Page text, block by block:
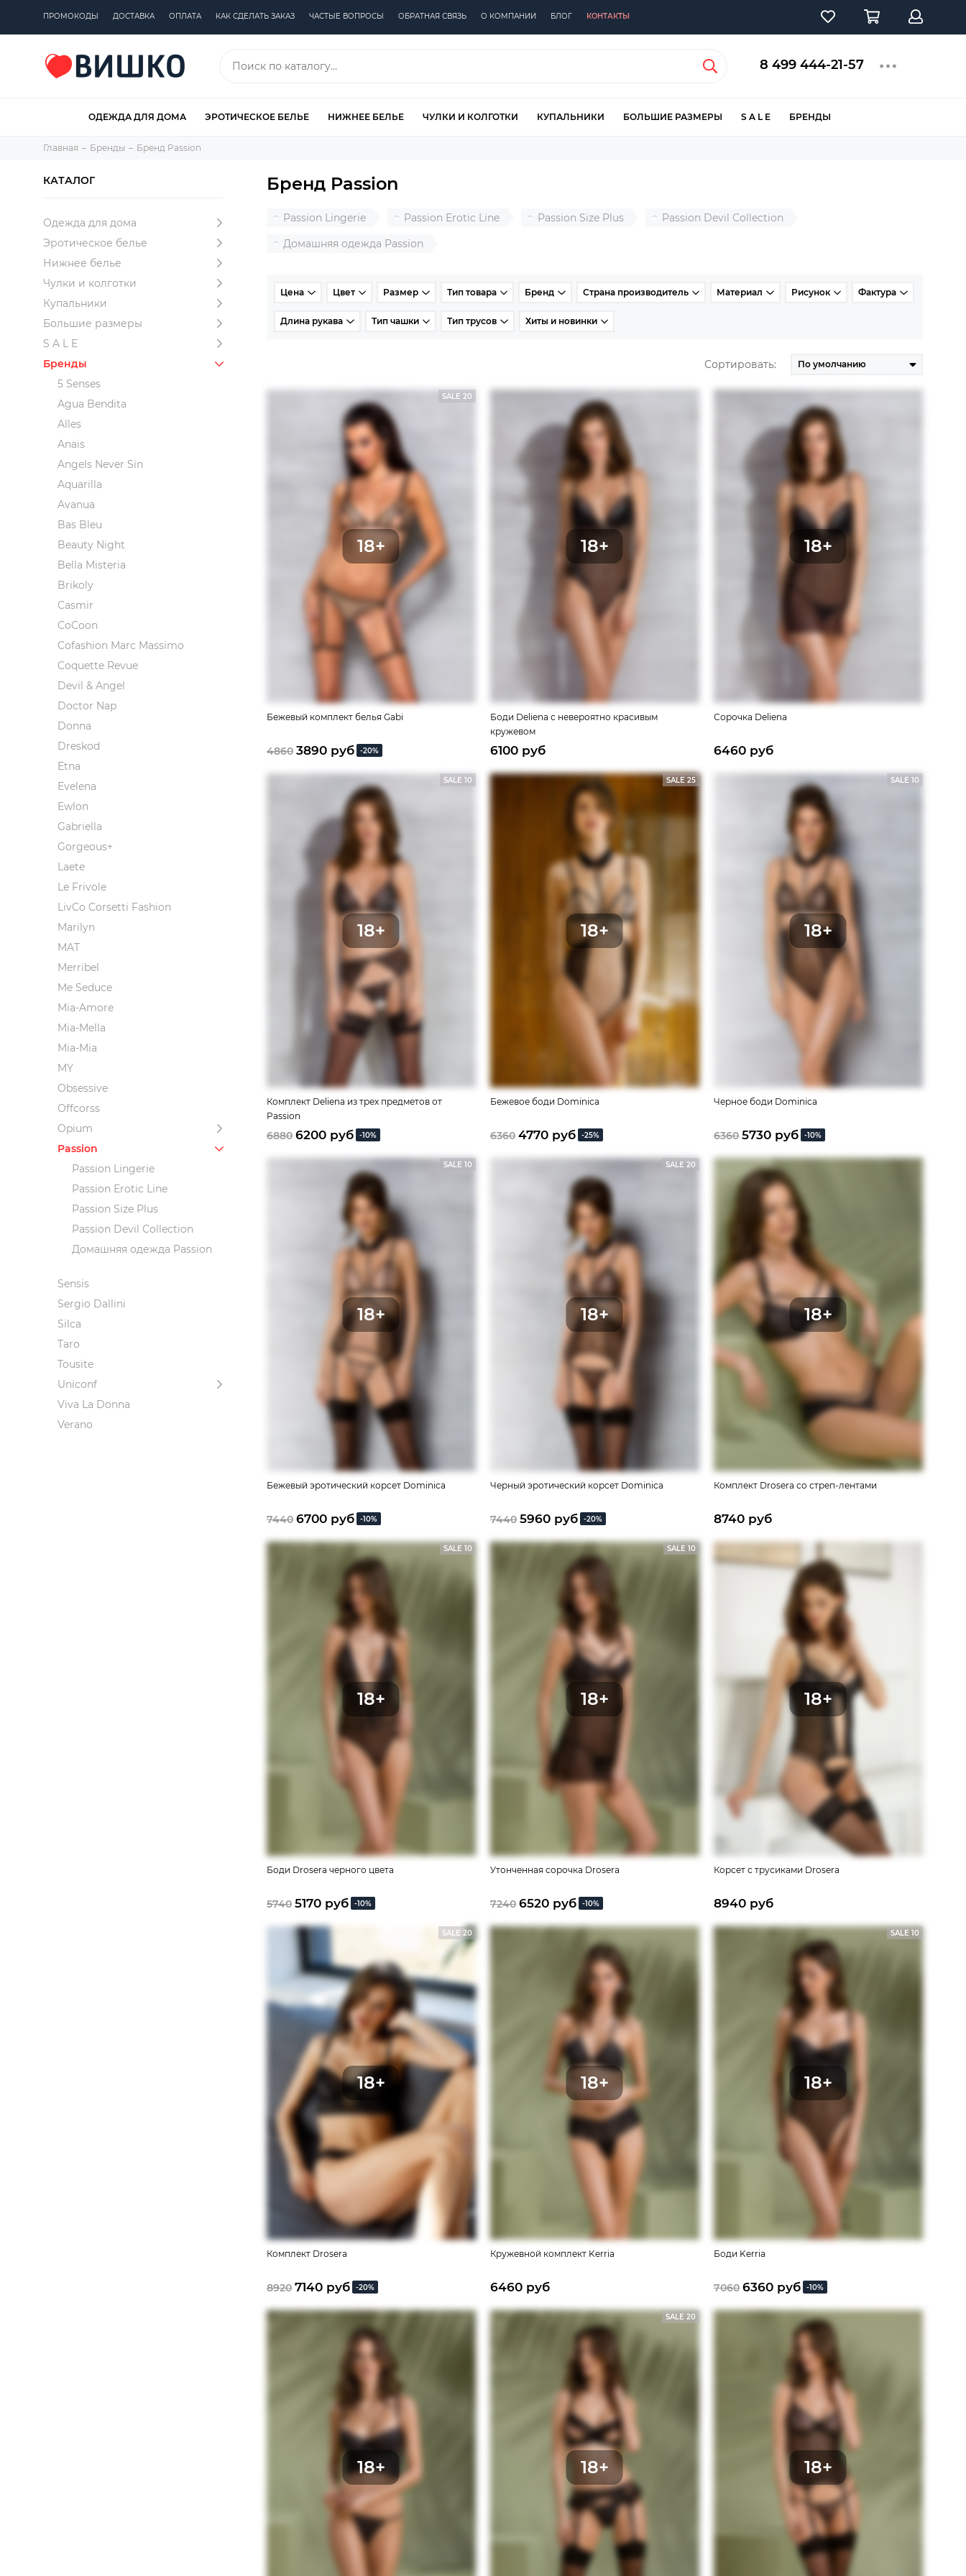
ПРОМОКОДЫ ДОСТАВКА ОПЛАТА КАК СДЕЛАТЬ ЗАКАЗ ЧАСТЫЕ ВОПРОСЫ ОБРАТНАЯ СВЯЗЬ О КОМПАНИИ БЛОГ КОНТАКТЫ
8 499 444-21-57
ОДЕЖДА ДЛЯ ДОМА ЭРОТИЧЕСКОЕ БЕЛЬЕ НИЖНЕЕ БЕЛЬЕ ЧУЛКИ И КОЛГОТКИ КУПАЛЬНИКИ БОЛЬШИЕ РАЗМЕРЫ S A L E БРЕНДЫ
Главная Бренды Бренд Passion
КАТАЛОГ
Одежда для дома
Эротическое белье
Нижнее белье
Чулки и колготки
Купальники
Большие размеры
S A L E
Бренды
5 Senses
Agua Bendita
Alles
Anais
Angels Never Sin
Aquarilla
Avanua
Bas Bleu
Beauty Night
Bella Misteria
Brikoly
Casmir
CoCoon
Cofashion Marc Massimo
Coquette Revue
Devil & Angel
Doctor Nap
Donna
Dreskod
Etna
Evelena
Ewlon
Gabriella
Gorgeous+
Laete
Le Frivole
LivCo Corsetti Fashion
Marilyn
MAT
Merribel
Me Seduce
Mia-Amore
Mia-Mella
Mia-Mia
MY
Obsessive
Offcorss
Opium
Passion
Passion Lingerie
Passion Erotic Line
Passion Size Plus
Passion Devil Collection
Домашняя одежда Passion
Sensis
Sergio Dallini
Silca
Taro
Tousite
Uniconf
Viva La Donna
Verano
Бренд Passion
Passion Lingerie Passion Erotic Line Passion Size Plus
Passion Devil Collection
Домашняя одежда Passion
Цена Цвет Размер Тип товара Бренд Страна производитель Материал Рисунок Фактура
Длина рукава Тип чашки Тип трусов Хиты и новинки
Сортировать:
SALE 20
Бежевый комплект белья Gabi
4860 3890 руб -20%
Боди Deliena с невероятно красивым
кружевом
6100 руб
Сорочка Deliena
6460 руб
SALE 10
Комплект Deliena из трех предметов от
Passion
6880 6200 руб -10%
SALE 25
Бежевое боди Dominica
6360 4770 руб -25%
SALE 10
Черное боди Dominica
6360 5730 руб -10%
SALE 10
Бежевый эротический корсет Dominica
7440 6700 руб -10%
SALE 20
Черный эротический корсет Dominica
7440 5960 руб -20%
Комплект Drosera со стреп-лентами
8740 руб
SALE 10
Боди Drosera черного цвета
5740 5170 руб -10%
SALE 10
Утонченная сорочка Drosera
7240 6520 руб -10%
Корсет с трусиками Drosera
8940 руб
SALE 20
Комплект Drosera
8920 7140 руб -20%
Кружевной комплект Kerria
6460 руб
SALE 10
Боди Kerria
7060 6360 руб -10%
SALE 20